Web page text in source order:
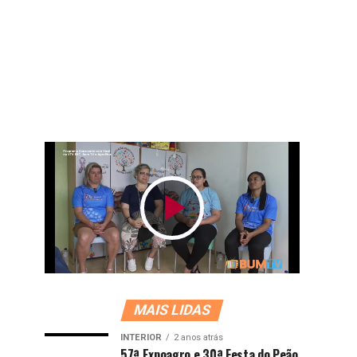
MAIS LIDAS
INTERIOR 2 anos atrás